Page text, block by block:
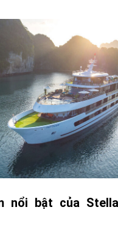
nổi bật của